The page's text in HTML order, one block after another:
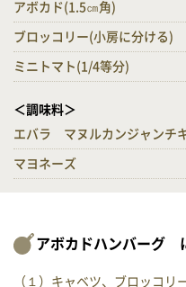
アボカド(1.5㎝角)
ブロッコリー(小房に分ける)
ミニトマト(1/4等分)
＜調味料＞
エバラ マヌルカンジャンチ
マヨネーズ
アボカドハンバーグ
（１）キャベツ、ブロッコリ